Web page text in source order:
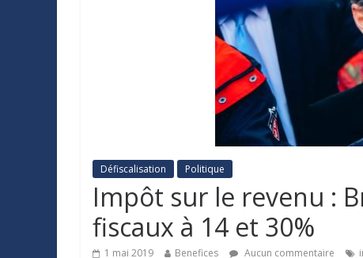
Défiscalisation Politique
Impôt sur le revenu :
fiscaux à 14 et 30%
1 mai 2019 Benefices Aucun commentaire